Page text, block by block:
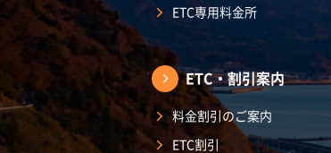
ETC専用料金所
ETC・割引案内
料金割引のご案内
ETC割引